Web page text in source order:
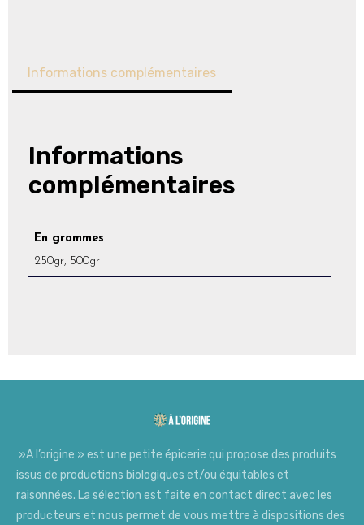
Informations complémentaires
Informations
complémentaires
En grammes
250gr, 500gr
»A l’origine » est une petite épicerie qui propose des produits
issus de productions biologiques et/ou équitables et
raisonnées. La sélection est faite en contact direct avec les
producteurs et nous permet de vous mettre à dispositions des